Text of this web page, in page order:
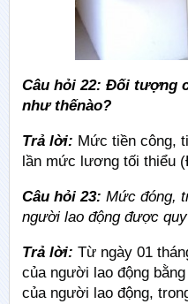
Câu hỏi 22: Đối tượng
như thếnào?
Trả lời: Mức tiền công,
lần mức lương tối thiểu
Câu hỏi 23: Mức đóng,
người lao động được
Trả lời: Từ ngày 01
của người lao động
của người lao động,